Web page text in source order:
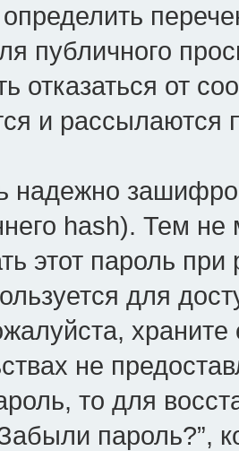
публичного
отказаться от
и
надежно
hash). Тем
этот пароль
для
храните
не
то для
пароль?”,